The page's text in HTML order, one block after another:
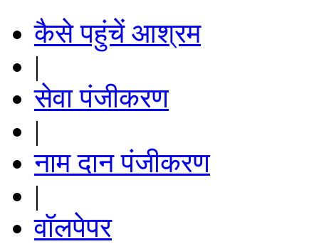
कैसे पहुंचें आश्रम
|
सेवा पंजीकरण
|
नाम दान पंजीकरण
|
वॉलपेपर